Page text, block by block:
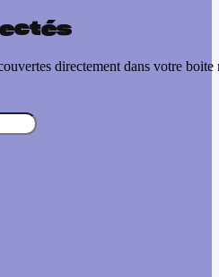
directement dans votre boite